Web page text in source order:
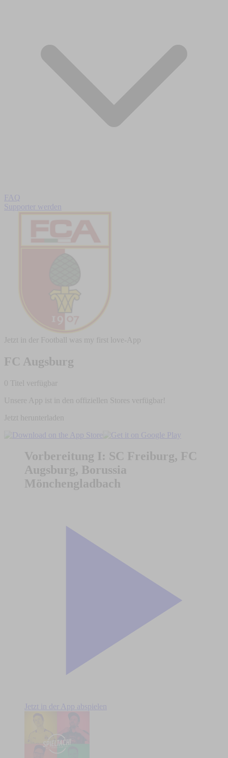
FAQ
Supporter werden
Jetzt in der Football was my first love-App
FC Augsburg
0 Titel verfügbar
Unsere App ist in den offiziellen Stores verfügbar!
Jetzt herunterladen
Vorbereitung I: SC Freiburg, FC
Augsburg, Borussia
Mönchengladbach
Jetzt in der App abspielen